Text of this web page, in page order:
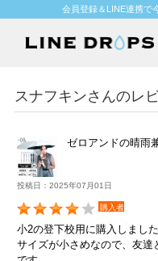
会員登録＆LINE連携で
スナフキンさんのレ
ゼロアンドの晴雨
投稿日：2025年07月01日
購入者
小2の登下校用に購入しました
サイズが小さめなので、友達